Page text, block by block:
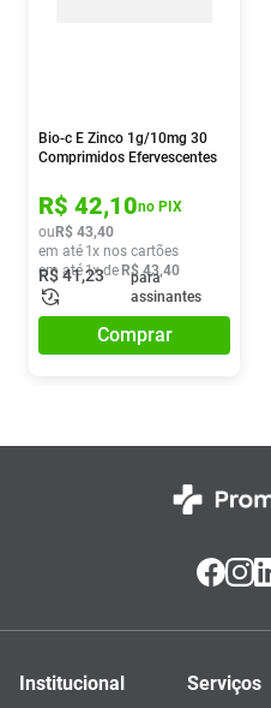
Bio-c E Zinco 1g/10mg 30
Comprimidos Efervescentes
R$ 42,10no PIX
ou R$ 43,40
em até 1x nos cartões
em até1x de R$ 43,40
R$41,23
para
assinantes
Comprar
Institucional Serviços